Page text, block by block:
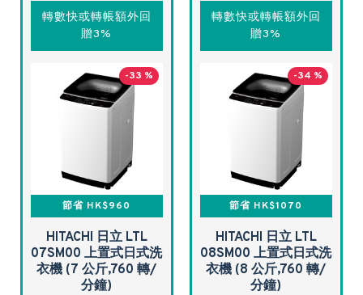
轉數快或轉帳額外回
贈3%
-33 %
節省 HK$960
HITACHI 日立 LTL
07SM00 上置式日式洗
衣機 (7 公斤,760 轉/
分鐘)
轉數快或轉帳額外回
贈3%
-34 %
節省 HK$1070
HITACHI 日立 LTL
08SM00 上置式日式洗
衣機 (8 公斤,760 轉/
分鐘)